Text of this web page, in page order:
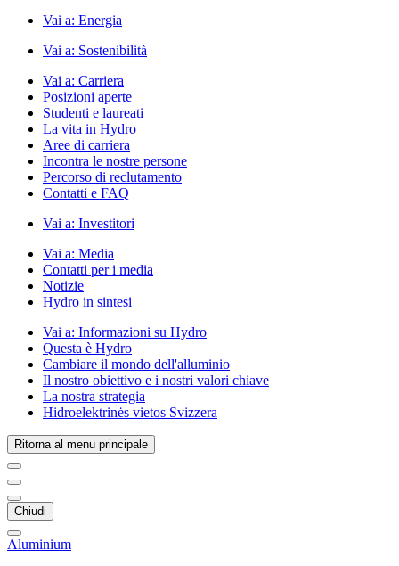
Vai a: Energia
Vai a: Sostenibilità
Vai a: Carriera
Posizioni aperte
Studenti e laureati
La vita in Hydro
Aree di carriera
Incontra le nostre persone
Percorso di reclutamento
Contatti e FAQ
Vai a: Investitori
Vai a: Media
Contatti per i media
Notizie
Hydro in sintesi
Vai a: Informazioni su Hydro
Questa è Hydro
Cambiare il mondo dell'alluminio
Il nostro obiettivo e i nostri valori chiave
La nostra strategia
Hidroelektrinės vietos Svizzera
Ritorna al menu principale
Chiudi
Aluminium